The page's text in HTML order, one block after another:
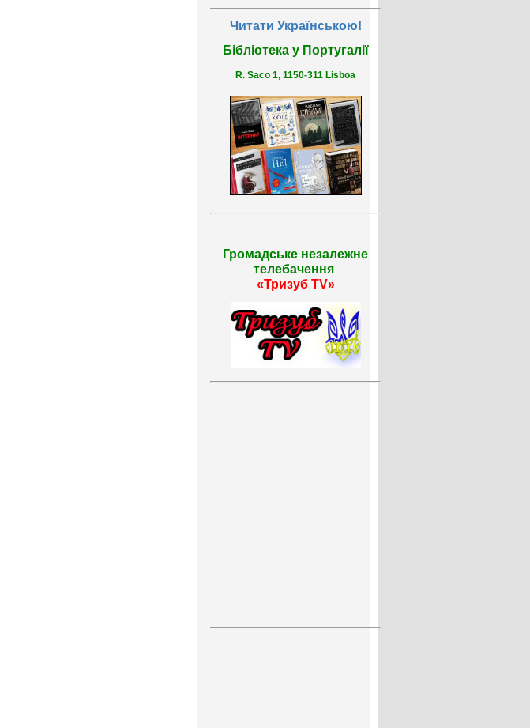
Читати Українською!
Бібліотека у Португалії
R. Saco 1, 1150-311 Lisboa
Громадське незалежне
телебачення
«Тризуб TV»